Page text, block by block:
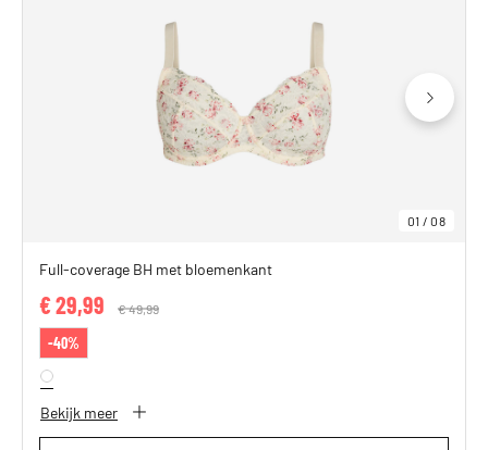
01 /08
Full-coverage BH met bloemenkant
Price reduced from
€ 49,99
€ 29,99
-40%
Bekijk meer